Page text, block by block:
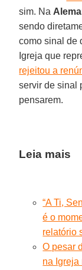
sim. Na
sendo
como sinal de
Igreja que
rejeitou a
servir de sinal
pensarem.
Leia mais
“A Ti,
é o
relatório
O pesar
na Igreja